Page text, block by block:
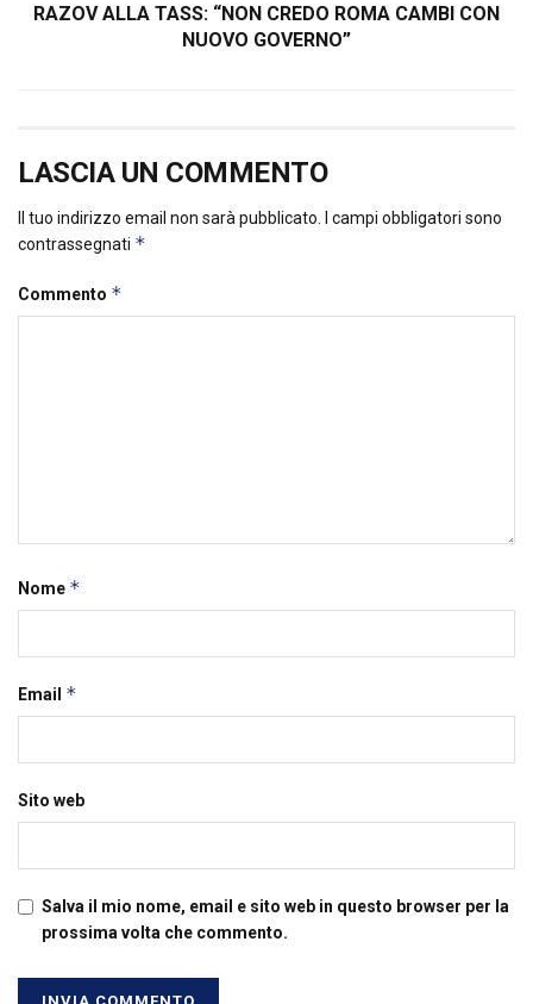
RAZOV ALLA TASS: “NON CREDO ROMA CAMBI CON
NUOVO GOVERNO”
LASCIA UN COMMENTO
Il tuo indirizzo email non sarà pubblicato.
I campi obbligatori sono
contrassegnati *
Commento *
Nome *
Email *
Sito web
Salva il mio nome, email e sito web in questo browser per la
prossima volta che commento.